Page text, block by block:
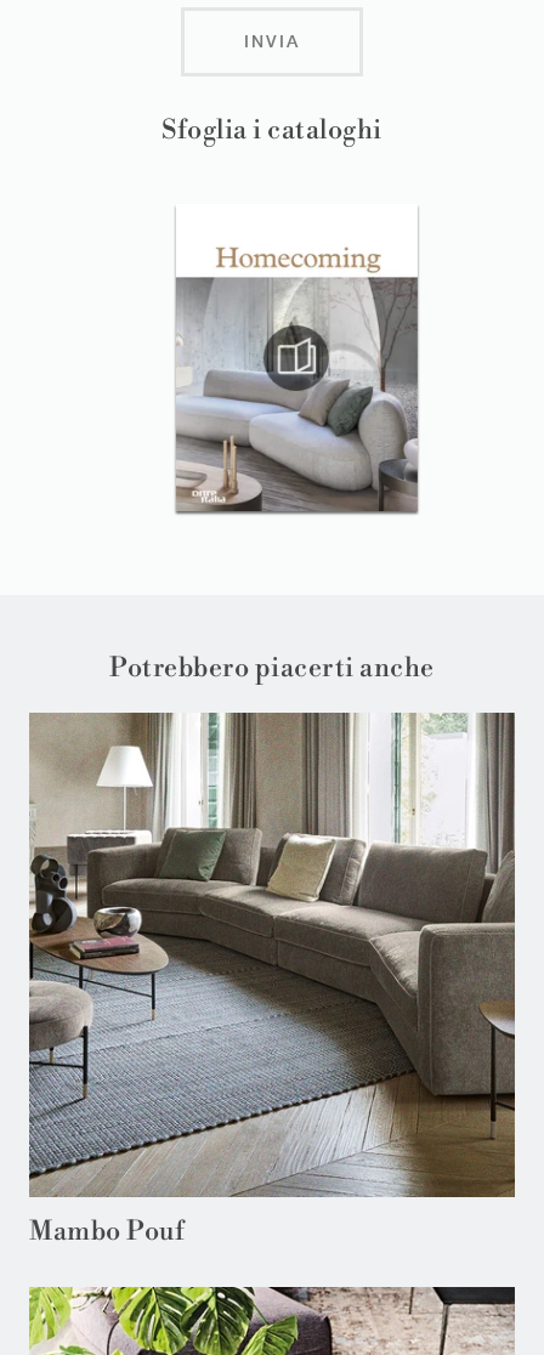
Sfoglia i cataloghi
INVIA
Potrebbero piacerti anche
Mambo Pouf